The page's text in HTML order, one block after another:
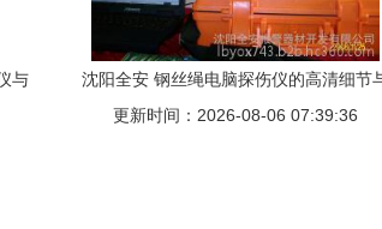
与
沈阳全安 钢丝绳电脑探伤仪的高清细节
技术优势
更新时间：2026-08-06 07:39:36